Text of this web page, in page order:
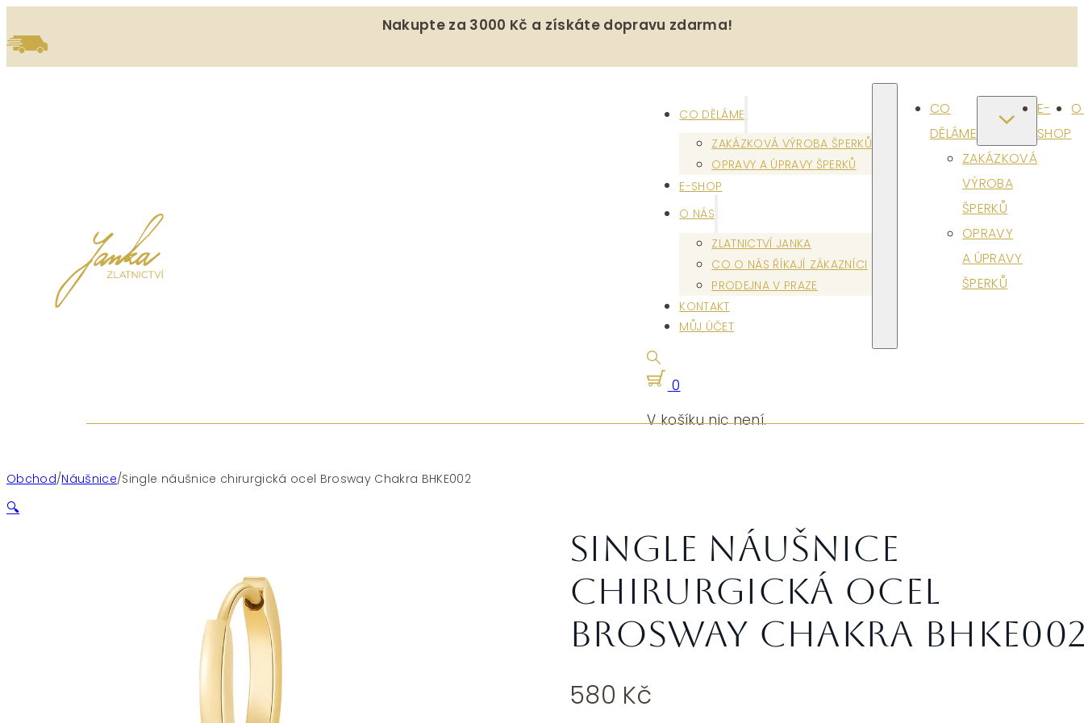
Nakupte za 3000 Kč a získáte dopravu zdarma!
CO DĚLÁME
ZAKÁZKOVÁ VÝROBA ŠPERKŮ
OPRAVY A ÚPRAVY ŠPERKŮ
E-SHOP
O NÁS
ZLATNICTVÍ JANKA
CO O NÁS ŘÍKAJÍ ZÁKAZNÍCI
PRODEJNA V PRAZE
KONTAKT
MŮJ ÚČET
CO
DĚLÁME
ZAKÁZKOVÁ
VÝROBA
ŠPERKŮ
OPRAVY
A ÚPRAVY
ŠPERKŮ
E-
SHOP
0
V košíku nic není.
Obchod/Náušnice/Single náušnice chirurgická ocel Brosway Chakra BHKE002
🔍
Single náušnice
chirurgická ocel
Brosway Chakra
580 Kč